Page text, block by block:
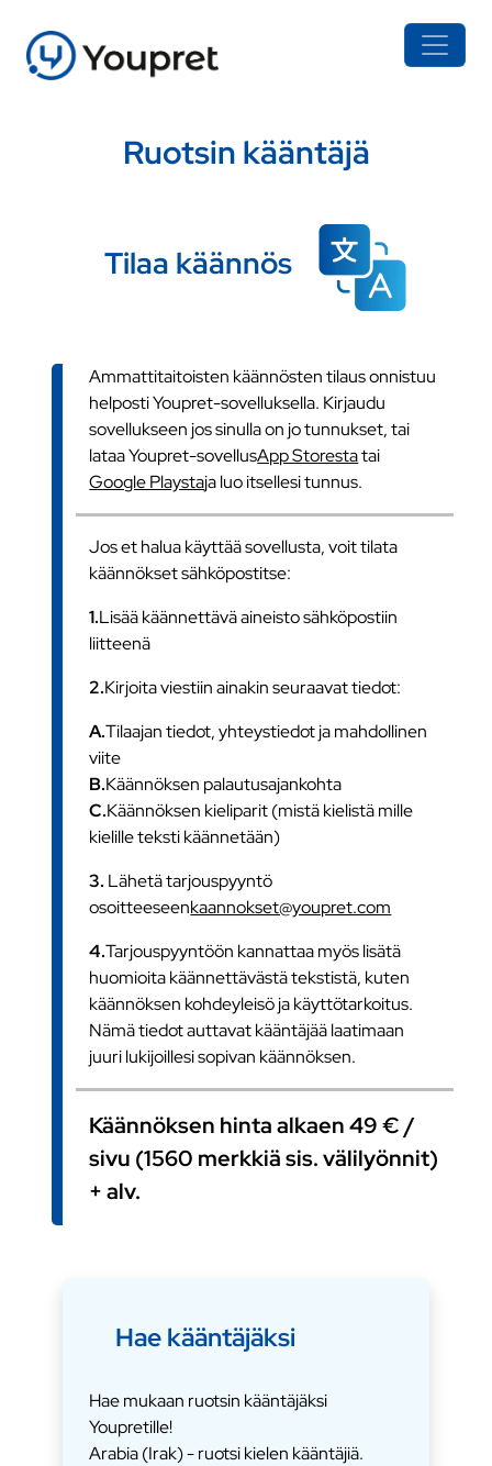
Ruotsin kääntäjä
Tilaa käännös
Ammattitaitoisten käännösten tilaus onnistuu
helposti Youpret-sovelluksella. Kirjaudu
sovellukseen jos sinulla on jo tunnukset, tai
lataa Youpret-sovellusApp Storestatai
Google Playstaja luo itsellesi tunnus.
Jos et halua käyttää sovellusta, voit tilata
käännökset sähköpostitse:
1.Lisää käännettävä aineisto sähköpostiin
liitteenä
2.Kirjoita viestiin ainakin seuraavat tiedot:
A.Tilaajan tiedot, yhteystiedot ja mahdollinen
viite
B.Käännöksen palautusajankohta
C.Käännöksen kieliparit (mistä kielistä mille
kielille teksti käännetään)
3. Lähetä tarjouspyyntö
osoitteeseenkaannokset@youpret.com
4.Tarjouspyyntöön kannattaa myös lisätä
huomioita käännettävästä tekstistä, kuten
käännöksen kohdeyleisö ja käyttötarkoitus.
Nämä tiedot auttavat kääntäjää laatimaan
juuri lukijoillesi sopivan käännöksen.
Käännöksen hinta alkaen 49 € /
sivu (1560 merkkiä sis. välilyönnit)
+ alv.
Hae kääntäjäksi
Hae mukaan ruotsin kääntäjäksi
Youpretille!
Arabia (Irak) - ruotsi kielen kääntäjiä.